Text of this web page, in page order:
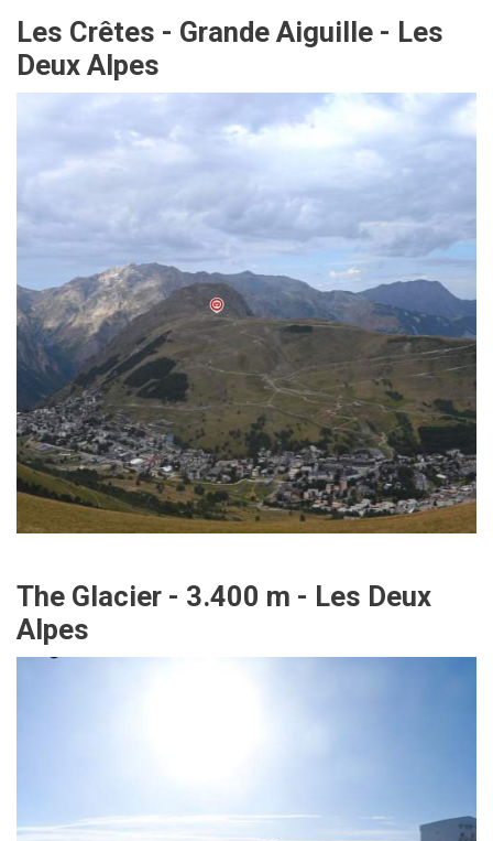
Les Crêtes - Grande Aiguille - Les
Deux Alpes
The Glacier - 3.400 m - Les Deux
Alpes